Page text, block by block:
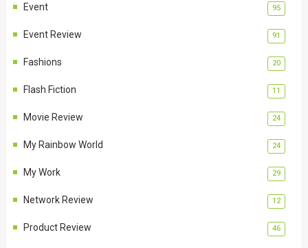
Event 95
Event Review 91
Fashions 20
Flash Fiction 11
Movie Review 24
My Rainbow World 24
My Work 29
Network Review 12
Product Review 46